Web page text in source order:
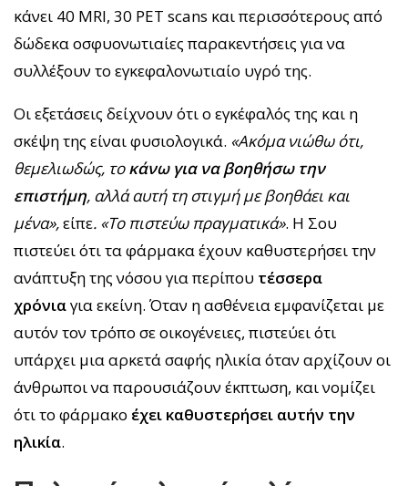
κάνει 40 MRI, 30 PET scans και περισσότερους από
δώδεκα οσφυονωτιαίες παρακεντήσεις για να
συλλέξουν το εγκεφαλονωτιαίο υγρό της.
Οι εξετάσεις δείχνουν ότι ο εγκέφαλός της και η
σκέψη της είναι φυσιολογικά. «Ακόμα νιώθω ότι,
θεμελιωδώς, τοκάνω για να βοηθήσω την
επιστήμη, αλλά αυτή τη στιγμή με βοηθάει και
μένα»,είπε. «Το πιστεύω πραγματικά». Η Σου
πιστεύει ότι τα φάρμακα έχουν καθυστερήσει την
ανάπτυξη της νόσου για περίπου τέσσερα
χρόνιαγια εκείνη. Όταν η ασθένεια εμφανίζεται με
αυτόν τον τρόπο σε οικογένειες, πιστεύει ότι
υπάρχει μια αρκετά σαφής ηλικία όταν αρχίζουν οι
άνθρωποι να παρουσιάζουν έκπτωση, και νομίζει
ότι το φάρμακο έχει καθυστερήσει αυτήν την
ηλικία.